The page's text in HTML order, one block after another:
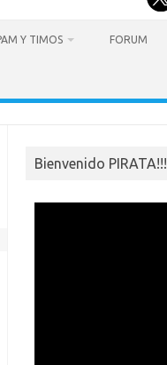
Y TIMOS FORUM
Bienvenido PIRATA!!!